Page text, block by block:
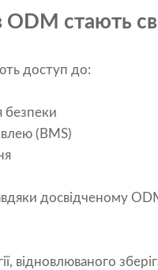
стають
доступ до:
безпеки
(BMS)
досвідченому
відновлюваного